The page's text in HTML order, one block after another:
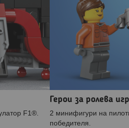
F1®.
Герои за ролева
2 минифигури на
победителя.